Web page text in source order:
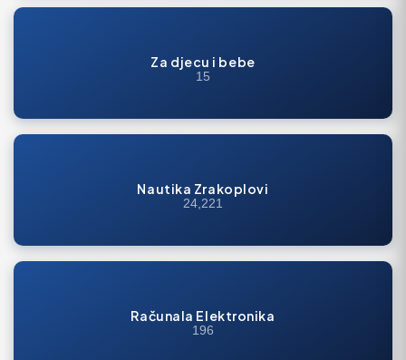
Za djecu i bebe
15
Nautika Zrakoplovi
24,221
Računala Elektronika
196